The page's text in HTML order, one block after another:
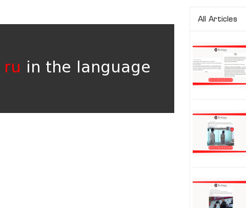
ru in the language
All Articles